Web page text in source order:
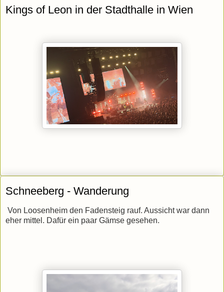
Kings of Leon in der Stadthalle in Wien
Schneeberg - Wanderung
Von Loosenheim den Fadensteig rauf. Aussicht war dann
eher mittel. Dafür ein paar Gämse gesehen.